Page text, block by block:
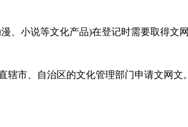
、小说等文化产品)在登记时需要取得文
辖市、自治区的文化管理部门申请文网文